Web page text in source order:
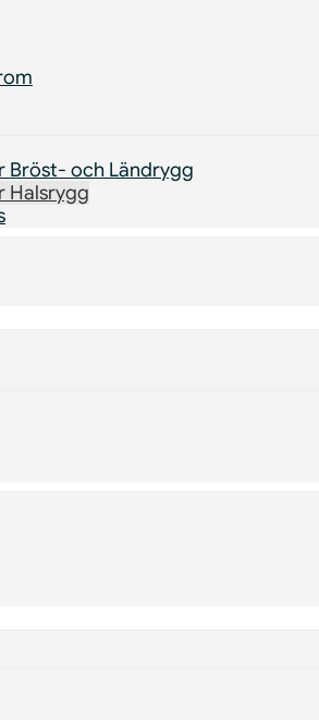
Bröst- och Ländrygg
Halsrygg